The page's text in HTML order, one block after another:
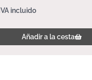
IVA incluido
Añadir a la cesta